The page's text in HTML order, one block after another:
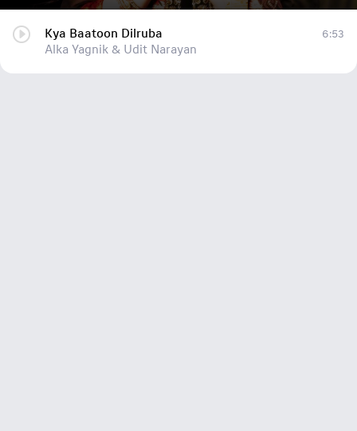
Kya Baatoon Dilruba
Alka Yagnik & Udit Narayan
6:53